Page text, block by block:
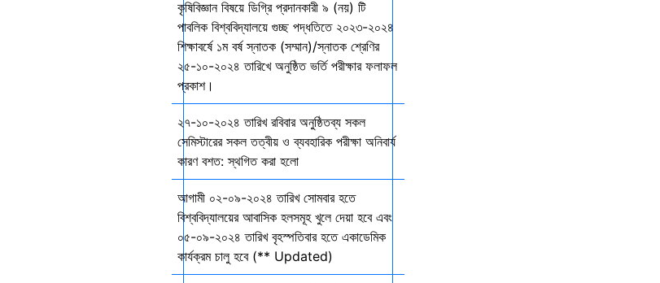
কৃষিবিজ্ঞান বিষয়ে ডিগ্রি প্রদানকারী ৯ (নয়) টি
পাবলিক বিশ্ববিদ্যালয়ে গুচ্ছ পদ্ধতিতে ২০২৩-২০২৪
শিক্ষাবর্ষে ১ম বর্ষ স্নাতক (সম্মান)/স্নাতক শ্রেণির
২৫-১০-২০২৪ তারিখে অনুষ্ঠিত ভর্তি পরীক্ষার ফলাফল
প্রকাশ।
২৭-১০-২০২৪ তারিখ রবিবার অনুষ্ঠিতব্য সকল
সেমিস্টারের সকল তত্বীয় ও ব্যবহারিক পরীক্ষা অনিবার্য
কারণ বশত: স্থগিত করা হলো
আগামী ০২-০৯-২০২৪ তারিখ সোমবার হতে
বিশ্ববিদ্যালয়ের আবাসিক হলসমূহ খুলে দেয়া হবে এবং
০৫-০৯-২০২৪ তারিখ বৃহস্পতিবার হতে একাডেমিক
কার্যক্রম চালু হবে (** Updated)